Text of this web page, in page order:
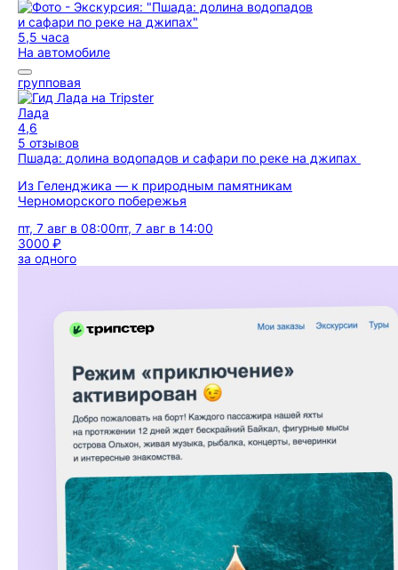
5,5 часа
На автомобиле
групповая
Лада
4,6
5 отзывов
Пшада: долина водопадов и сафари по реке на джипах
Из Геленджика — к природным памятникам
Черноморского побережья
пт, 7 авг в 08:00пт, 7 авг в 14:00
3000 ₽
за одного